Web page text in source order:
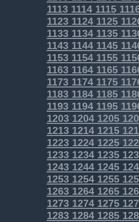
111311141115
112311241125
113311341135
114311441145
115311541155
116311641165
117311741175
118311841185
119311941195
120312041205
121312141215
122312241225
123312341235
124312441245
125312541255
126312641265
127312741275
128312841285